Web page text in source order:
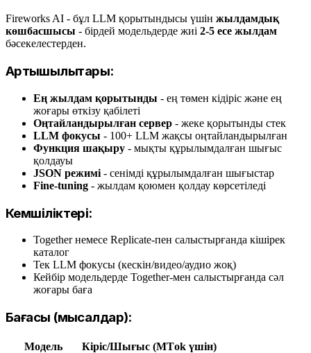
Fireworks AI - бұл LLM қорытындысы үшін жылдамдық
көшбасшысы - бірдей модельдерде жиі 2-5 есе жылдам
бәсекелестерден.
Артықшылықтары:
Ең жылдам қорытынды - ең төмен кідіріс және ең
жоғары өткізу қабілеті
Оңтайландырылған сервер - жеке қорытынды стек
LLM фокусы - 100+ LLM жақсы оңтайландырылған
Функция шақыру - мықты құрылымдалған шығыс
қолдауы
JSON режимі - сенімді құрылымдалған шығыстар
Fine-tuning - жылдам қоюмен қолдау көрсетіледі
Кемшіліктері:
Together немесе Replicate-пен салыстырғанда кішірек
каталог
Тек LLM фокусы (кескін/видео/аудио жоқ)
Кейбір модельдерде Together-мен салыстырғанда сәл
жоғары баға
Бағасы (мысалдар):
Модель
Кіріс/Шығыс (MТok үшін)